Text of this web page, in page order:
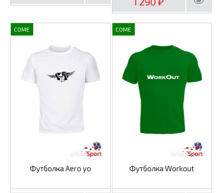
₽
COME
Футболка Aero yo
COME
Футболка Workout